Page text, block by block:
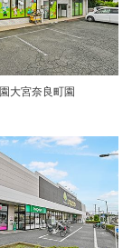
大宮奈良町園